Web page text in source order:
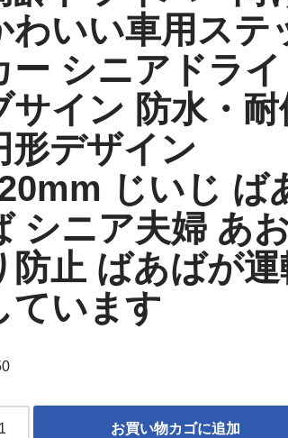
わいい車用ステ
ー シニアドライ
サイン 防水・耐
形デザイン
じいじ ば
シニア夫婦 あ
防止 ばあばが運
ています
お買い物カゴに追加